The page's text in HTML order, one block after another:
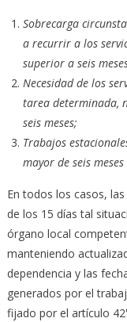
Sobrecarga
a recurrir a los
superior a seis
Necesidad de los
tarea determinada,
seis meses;
Trabajos
mayor de seis meses
En todos los casos,
de los 15 días tal
órgano local
manteniendo
dependencia y las
generados por el
fijado por el artículo